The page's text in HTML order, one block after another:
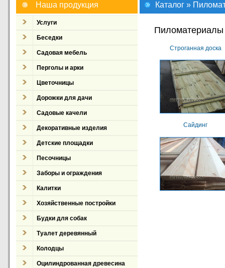
Наша продукция Каталог »
Услуги
Беседки
Садовая мебель
Перголы и арки
Цветочницы
Дорожки для дачи
Садовые качели
Декоративные изделия
Детские площадки
Песочницы
Заборы и ограждения
Калитки
Хозяйственные постройки
Будки для собак
Туалет деревянный
Колодцы
Оцилиндрованная древесина
Пиломатериалы
Строганная доска
Сайдинг